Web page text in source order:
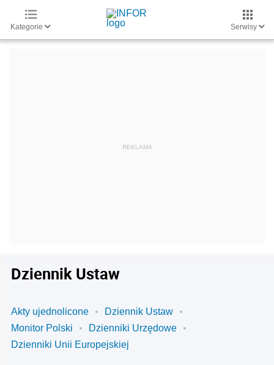
Kategorie Serwisy
Dziennik Ustaw
Akty ujednolicone
Dziennik Ustaw
Monitor Polski
Dzienniki Urzędowe
Dzienniki Unii Europejskiej